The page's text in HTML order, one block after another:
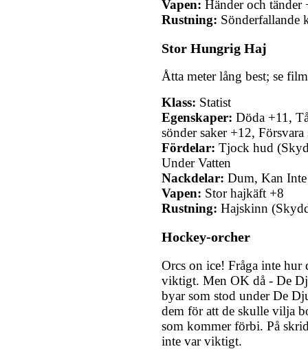
Vapen: Händer och tänder
Rustning: Sönderfallande
Stor Hungrig Haj
Åtta meter lång best; se
Klass: Statist
Egenskaper: Döda +11,
sönder saker +12,
Fördelar: Tjock hud
Under Vatten
Nackdelar: Dum, Kan
Vapen: Stor hajkäft +8
Rustning: Hajskinn
Hockey-orcher
Orcs on ice! Fråga inte hur
viktigt. Men OK då - De
byar som stod under De
dem för att de skulle vilja
som kommer förbi. På
inte var viktigt.